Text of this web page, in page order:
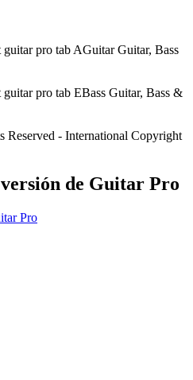
Reserved - International Copyright
de Guitar Pro
Pro